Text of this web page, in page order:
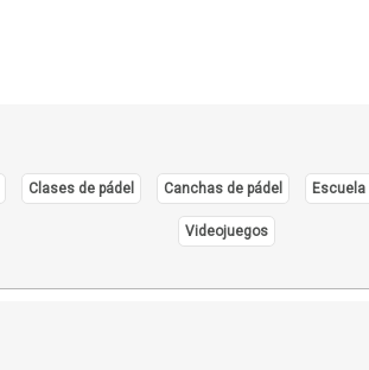
Clases de pádel Canchas de pádel Escuela
Videojuegos